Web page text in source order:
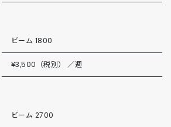
ビーム 1800
¥3,500（税別） ／週
ビーム 2700